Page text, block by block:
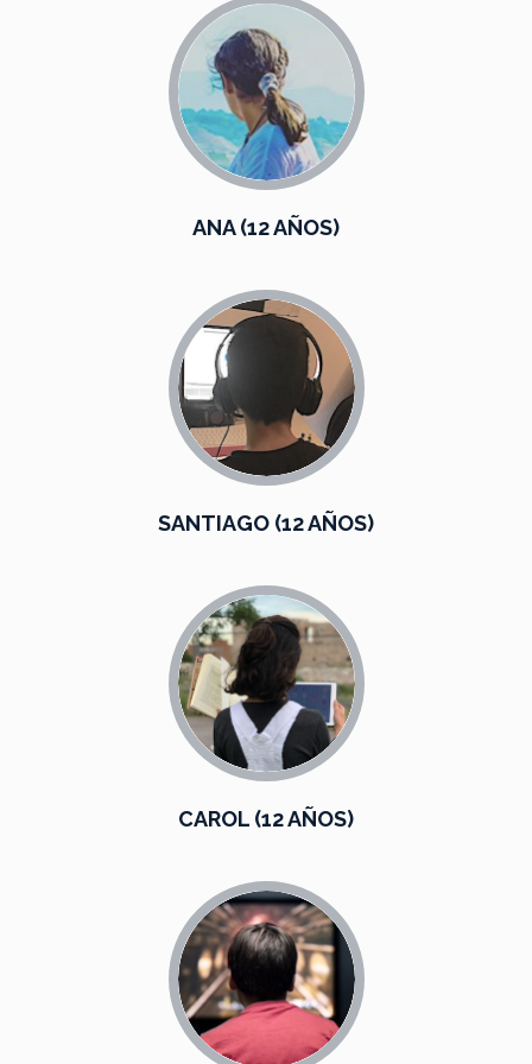
ANA (12 AÑOS)
SANTIAGO (12 AÑOS)
CAROL (12 AÑOS)